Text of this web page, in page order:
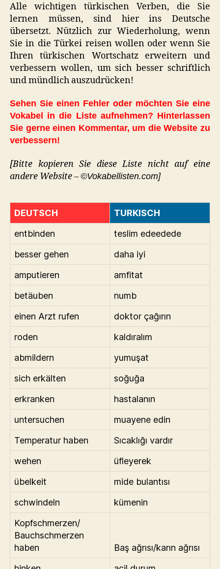
Alle wichtigen türkischen Verben, die Sie
lernen müssen, sind hier ins Deutsche
übersetzt. Nützlich zur Wiederholung, wenn
Sie in die Türkei reisen wollen oder wenn Sie
Ihren türkischen Wortschatz erweitern und
verbessern wollen, um sich besser schriftlich
und mündlich auszudrücken!
Sehen Sie einen Fehler oder möchten Sie eine
Vokabel in die Liste aufnehmen? Hinterlassen
Sie gerne einen Kommentar, um die Website zu
verbessern!
[Bitte kopieren Sie diese Liste nicht auf eine
andere Website – ©Vokabellisten.com]
DEUTSCH
TURKISCH
entbinden
teslim edeedede
besser gehen
daha iyi
amputieren
amfitat
betäuben
numb
einen Arzt rufen
doktor çağırın
roden
kaldıralım
abmildern
yumuşat
sich erkälten
soğuğa
erkranken
hastalanın
untersuchen
muayene edin
Temperatur haben
Sıcaklığı vardır
wehen
üfleyerek
übelkeit
mide bulantısı
schwindeln
kümenin
Kopfschmerzen/
Bauchschmerzen
haben
Baş ağrısı/karın ağrısı